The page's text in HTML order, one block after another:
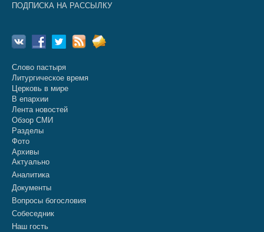
ПОДПИСКА НА РАССЫЛКУ
Слово пастыря
Литургическое время
Церковь в мире
В епархии
Лента новостей
Обзор СМИ
Разделы
Фото
Архивы
Актуально
Аналитика
Документы
Вопросы богословия
Собеседник
Наш гость